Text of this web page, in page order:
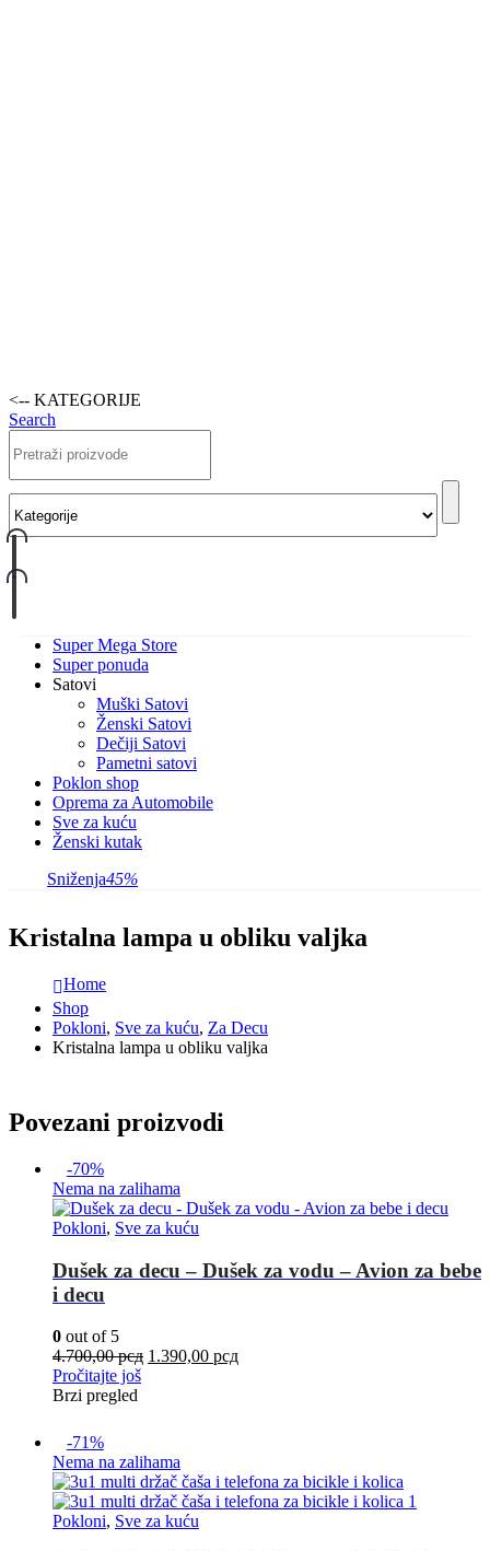
<-- KATEGORIJE
Search
Super Mega Store
Super ponuda
Satovi
Muški Satovi
Ženski Satovi
Dečiji Satovi
Pametni satovi
Poklon shop
Oprema za Automobile
Sve za kuću
Ženski kutak
Sniženja45%
Kristalna lampa u obliku valjka
Home
Shop
Pokloni, Sve za kuću, Za Decu
Kristalna lampa u obliku valjka
Povezani proizvodi
-70%
Nema na zalihama
Pokloni, Sve za kuću
Dušek za decu – Dušek za vodu – Avion za bebe
i decu
0 out of 5
4.700,00рсд 1.390,00 рсд
Pročitajte još
Brzi pregled
-71%
Nema na zalihama
Pokloni, Sve za kuću